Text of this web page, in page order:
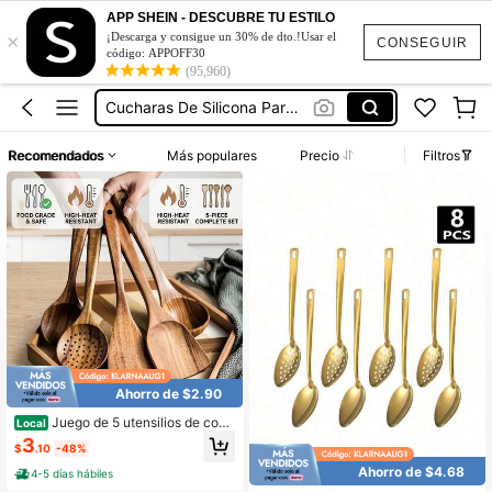
CONSEGUIR
×
APP SHEIN - DESCUBRE TU ESTILO
¡Descarga y consigue un 30% de dto.!Usar el
código: APPOFF30
(95,960)
Cucharas De Madera
Cucharones De Cocina
Cucharones De Metal
Cucharas De Silicona Para Cocinar
Cucharas De Madera
Cucharones De Cocina
Recomendados Más populares Precio Filtros
Ahorro de $2.90
Local Juego de 5 utensilios de coci
na de madera natural, cucharas y e
spátulas de madera estéticas para s
artenes antiadherentes, herramient
as de cocina resistentes al calor par
$3.10 -48%
4-5 días hábiles
Ahorro de $4.68